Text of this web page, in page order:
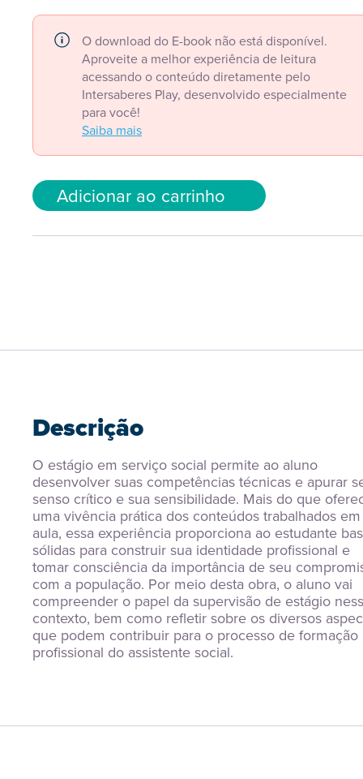
O download do E-book não está disponível.
Aproveite a melhor experiência de leitura
acessando o conteúdo diretamente pelo
Intersaberes Play, desenvolvido especialmente
para você!
Saiba mais
Adicionar ao carrinho
Descrição
O estágio em serviço social permite ao aluno
desenvolver suas competências técnicas e apurar
senso crítico e sua sensibilidade. Mais do que
uma vivência prática dos conteúdos trabalhados em
aula, essa experiência proporciona ao estudante
sólidas para construir sua identidade profissional e
tomar consciência da importância de seu
com a população. Por meio desta obra, o aluno vai
compreender o papel da supervisão de estágio
contexto, bem como refletir sobre os diversos
que podem contribuir para o processo de formação
profissional do assistente social.